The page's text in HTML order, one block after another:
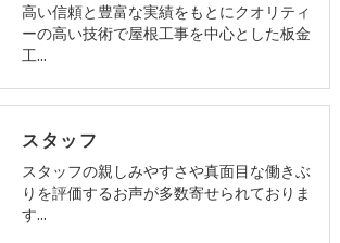
高い信頼と豊富な実績をもとにクオリティ
ーの高い技術で屋根工事を中心とした板金
工…
スタッフ
スタッフの親しみやすさや真面目な働きぶ
りを評価するお声が多数寄せられておりま
す…